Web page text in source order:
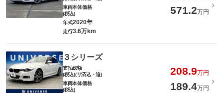
車両本体価格
(税込)
571.2万円
年式2020年
走行3.6万km
３シリーズ
支払総額
(税込)(リ済込・追)
208.9万円
車両本体価格
(税込)
189.4万円